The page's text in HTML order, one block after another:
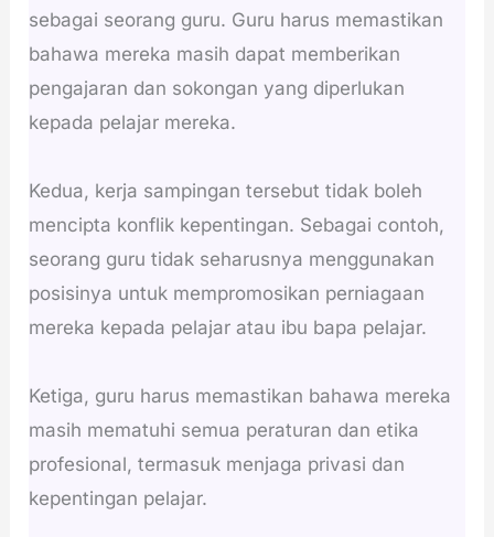
sebagai seorang guru. Guru harus memastikan
bahawa mereka masih dapat memberikan
pengajaran dan sokongan yang diperlukan
kepada pelajar mereka.
Kedua, kerja sampingan tersebut tidak boleh
mencipta konflik kepentingan. Sebagai contoh,
seorang guru tidak seharusnya menggunakan
posisinya untuk mempromosikan perniagaan
mereka kepada pelajar atau ibu bapa pelajar.
Ketiga, guru harus memastikan bahawa mereka
masih mematuhi semua peraturan dan etika
profesional, termasuk menjaga privasi dan
kepentingan pelajar.